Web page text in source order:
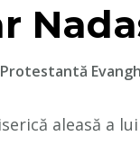
aleasă a